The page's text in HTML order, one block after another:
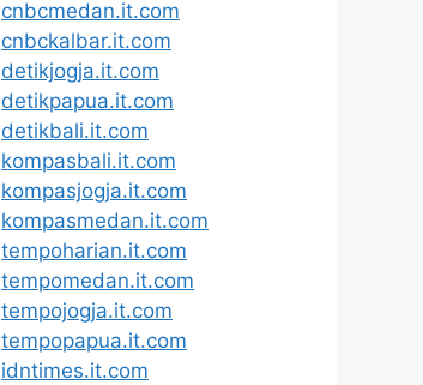
cnbcmedan.it.com
cnbckalbar.it.com
detikjogja.it.com
detikpapua.it.com
detikbali.it.com
kompasbali.it.com
kompasjogja.it.com
kompasmedan.it.com
tempoharian.it.com
tempomedan.it.com
tempojogja.it.com
tempopapua.it.com
idntimes.it.com